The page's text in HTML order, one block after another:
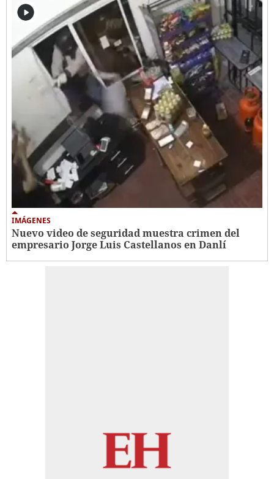
IMÁGENES
Nuevo video de seguridad muestra crimen del
empresario Jorge Luis Castellanos en Danlí